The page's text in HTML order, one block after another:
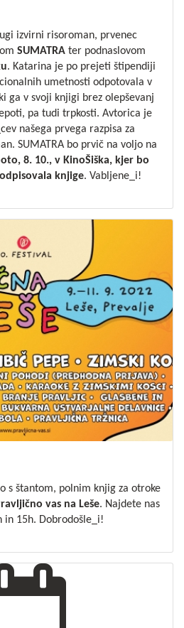
izvirni risoroman, prvenec
SUMATRAter podnaslovom
. Katarina je po prejeti štipendiji
umetnosti odpotovala v
ga v svoji knjigi brez olepševanj
pa tudi trpkosti. Avtorica je
našega prvega razpisa za
SUMATRA bo prvič na voljo na
8. 10., v KinoŠiška, kjer bo
knjige. Vabljene_i!
s štantom, polnim knjig za otroke
vas na Leše. Najdete nas
in 15h. Dobrodošle_i!